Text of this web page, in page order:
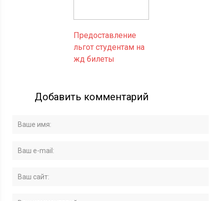
Предоставление
льгот студентам на
жд билеты
Добавить комментарий